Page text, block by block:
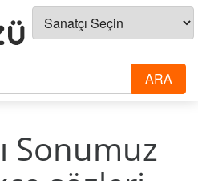
Sonumuz